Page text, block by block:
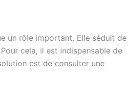
un rôle important. Elle séduit de
cela, il est indispensable de
est de consulter une